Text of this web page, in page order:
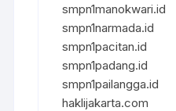
smpn1manokwari.id
smpn1narmada.id
smpn1pacitan.id
smpn1padang.id
smpn1pailangga.id
haklijakarta.com